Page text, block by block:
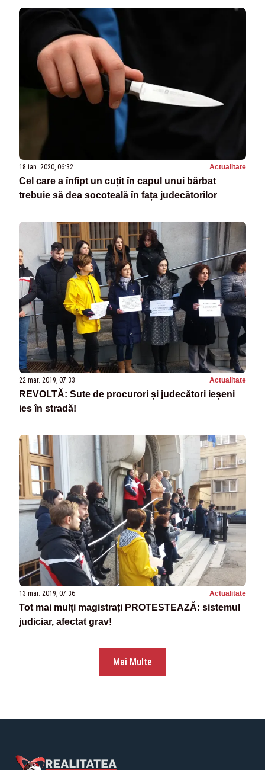
18 ian. 2020, 06:32 Actualitate
Cel care a înfipt un cuțit în capul unui bărbat
trebuie să dea socoteală în fața judecătorilor
22 mar. 2019, 07:33 Actualitate
REVOLTĂ: Sute de procurori și judecători ieșeni
ies în stradă!
13 mar. 2019, 07:36 Actualitate
Tot mai mulți magistrați PROTESTEAZĂ: sistemul
judiciar, afectat grav!
Mai Multe